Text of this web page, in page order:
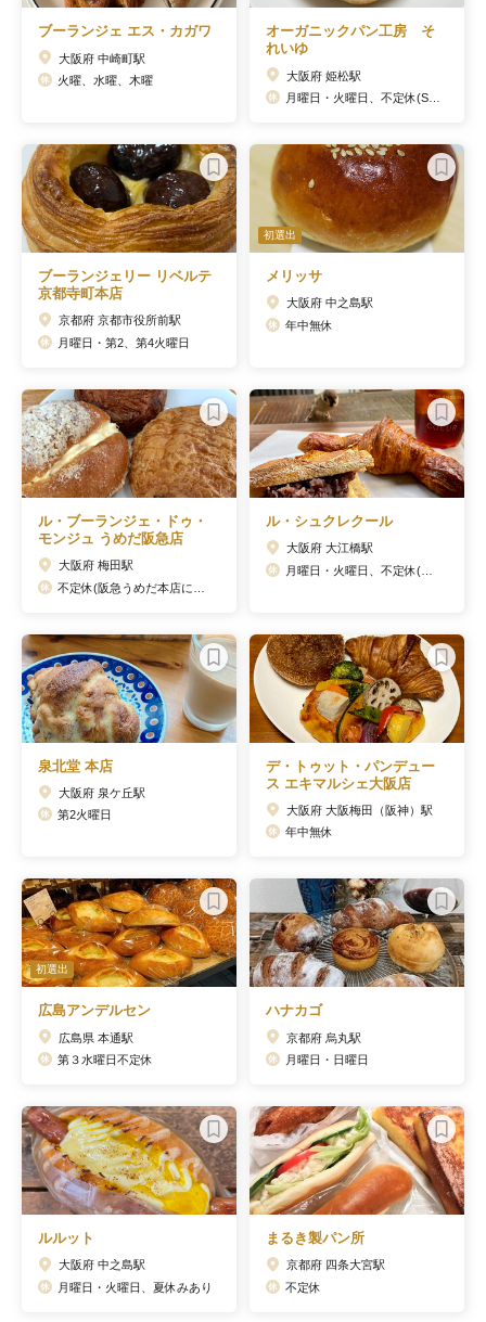
ブーランジェ エス・カガワ
大阪府 中崎町駅
火曜、水曜、木曜
オーガニックパン工房 そ
れいゆ
大阪府 姫松駅
ブーランジェリー リベルテ
京都寺町本店
京都府 京都市役所前駅
月曜日・第2、第4火曜日
初選出
メリッサ
大阪府 中之島駅
年中無休
ル・ブーランジェ・ドゥ・
モンジュ うめだ阪急店
大阪府 梅田駅
ル・シュクレクール
大阪府 大江橋駅
泉北堂 本店
大阪府 泉ケ丘駅
第2火曜日
デ・トゥット・パンデュー
ス エキマルシェ大阪店
大阪府 大阪梅田（阪神）駅
年中無休
初選出
広島アンデルセン
広島県 本通駅
第３水曜日不定休
ハナカゴ
京都府 烏丸駅
月曜日・日曜日
ルルット
大阪府 中之島駅
月曜日・火曜日、夏休みあり
まるき製パン所
京都府 四条大宮駅
不定休